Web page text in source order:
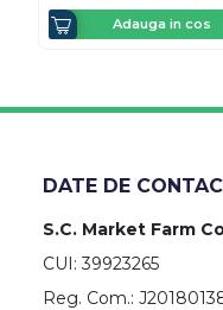
Adauga in cos
DATE DE
S.C. Market Farm
CUI: 39923265
Reg. Com.: